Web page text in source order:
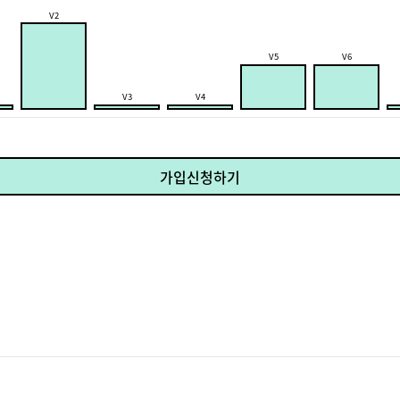
V2
V3 V4
V5 V6
가입신청하기